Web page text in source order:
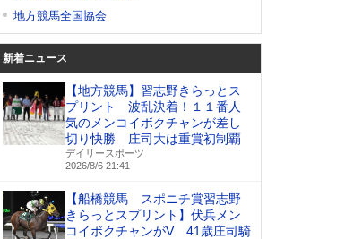
地方競馬全国協会
新着ニュース
【地方競馬】習志野きらっとス
プリント 波乱決着！１１番人
気のメンコイボクチャンが差し
切り快勝 庄司大は重賞初制覇
デイリースポーツ
2026/8/6 21:41
【船橋競馬 スポニチ賞習志野
きらっとスプリント】伏兵メン
コイボクチャンがV 41歳庄司騎